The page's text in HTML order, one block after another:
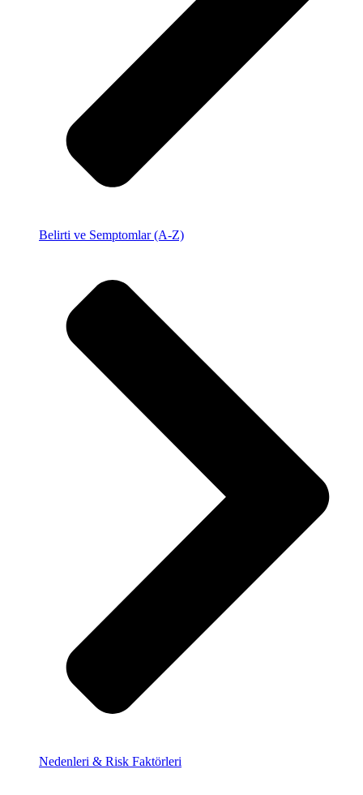
Belirti ve Semptomlar (A-Z)
Nedenleri & Risk Faktörleri